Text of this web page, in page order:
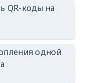
QR-коды на
одной